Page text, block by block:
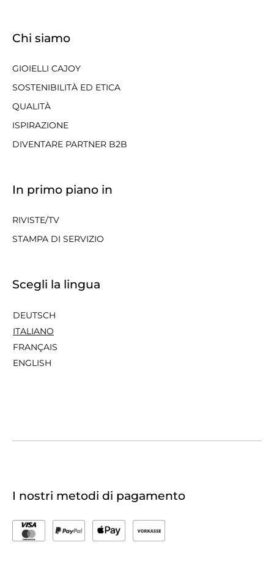
Chi siamo
GIOIELLI CAJOY
SOSTENIBILITÀ ED ETICA
QUALITÀ
ISPIRAZIONE
DIVENTARE PARTNER B2B
In primo piano in
RIVISTE/TV
STAMPA DI SERVIZIO
Scegli la lingua
DEUTSCH
ITALIANO
FRANÇAIS
ENGLISH
I nostri metodi di pagamento